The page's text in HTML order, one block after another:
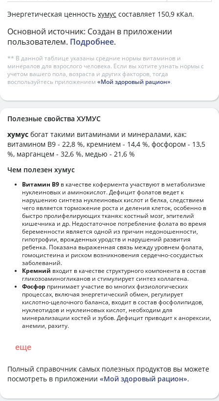
Энергетическая ценность хумус составляет 150,9 кКал.
Основной источник: Создан в приложении
пользователем. Подробнее.
** В данной таблице указаны средние нормы витаминов и
минералов для взрослого человека. Если вы хотите узнать нормы с
учетом вашего пола, возраста и других факторов, тогда
воспользуйтесь приложением «Мой здоровый рацион».
Полезные свойства ХУМУС
хумус богат такими витаминами и минералами, как:
витамином B9 - 22,8 %, кремнием - 14,4 %, фосфором - 13,5
%, марганцем - 32,6 %, медью - 21,6 %
Чем полезен хумус
Витамин В9 в качестве кофермента участвуют в метаболизме
нуклеиновых и аминокислот. Дефицит фолатов ведет к
нарушению синтеза нуклеиновых кислот и белка, следствием
чего является торможение роста и деления клеток, особенно в
быстро пролифелирующих тканях: костный мозг, эпителий
кишечника и др. Недостаточное потребление фолата во время
беременности является одной из причин недоношенности,
гипотрофии, врожденных уродств и нарушений развития
ребенка. Показана выраженная связь между уровнем фолата,
гомоцистеина и риском возникновения сердечно-сосудистых
заболеваний.
Кремний входит в качестве структурного компонента в состав
гликозоаминогликанов и стимулирует синтез коллагена.
Фосфор принимает участие во многих физиологических
процессах, включая энергетический обмен, регулирует
кислотно-щелочного баланса, входит в состав фосфолипидов,
нуклеотидов и нуклеиновых кислот, необходим для
минерализации костей и зубов. Дефицит приводит к анорексии,
анемии, рахиту.
еще
Полный справочник самых полезных продуктов вы можете
посмотреть в приложении «Мой здоровый рацион».